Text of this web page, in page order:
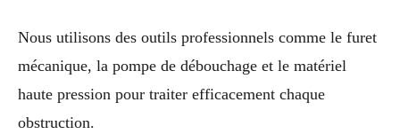
Nous utilisons des outils professionnels comme le furet
mécanique, la pompe de débouchage et le matériel
haute pression pour traiter efficacement chaque
obstruction.